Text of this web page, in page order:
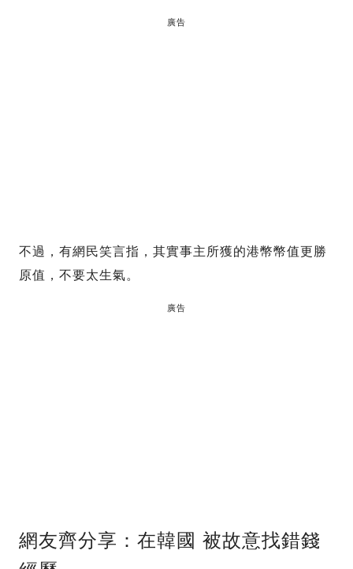
廣告
不過，有網民笑言指，其實事主所獲的港幣幣值更勝
原值，不要太生氣。
廣告
網友齊分享：在韓國 被故意找錯錢